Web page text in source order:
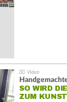
SO WIRD
ZUM